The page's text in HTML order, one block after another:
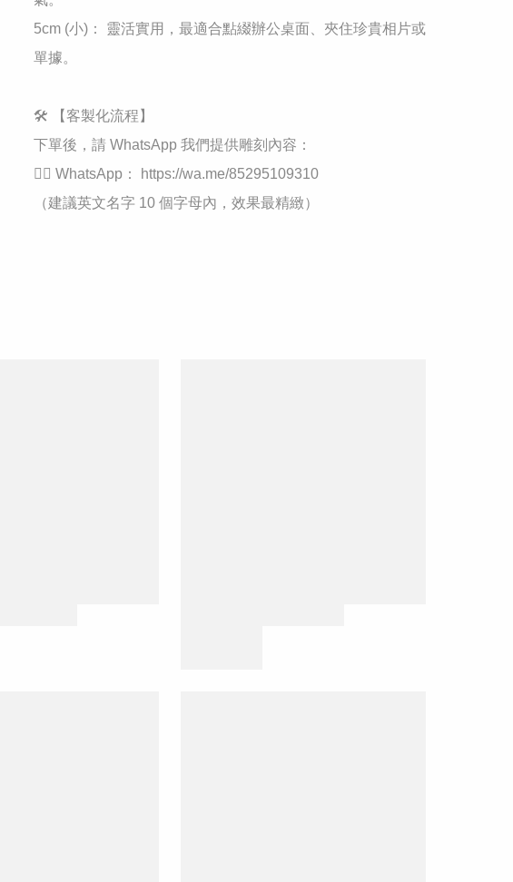
​5cm (小)： 靈活實用，最適合點綴辦公桌面、夾住珍貴相片或
單據。
​🛠️ 【客製化流程】
​下單後，請 WhatsApp 我們提供雕刻內容：
👉🏻 WhatsApp： https://wa.me/85295109310
（建議英文名字 10 個字母內，效果最精緻）